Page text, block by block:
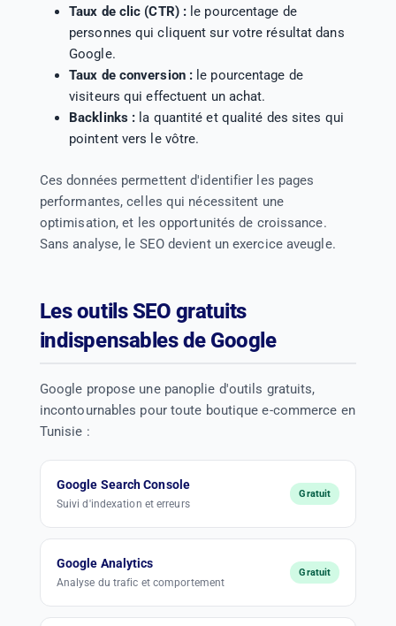
Taux de clic (CTR) : le pourcentage de
personnes qui cliquent sur votre résultat dans
Google.
Taux de conversion : le pourcentage de
visiteurs qui effectuent un achat.
Backlinks : la quantité et qualité des sites qui
pointent vers le vôtre.
Ces données permettent d'identifier les pages
performantes, celles qui nécessitent une
optimisation, et les opportunités de croissance.
Sans analyse, le SEO devient un exercice aveugle.
Les outils SEO gratuits
indispensables de Google
Google propose une panoplie d'outils gratuits,
incontournables pour toute boutique e-commerce en
Tunisie :
Google Search Console
Suivi d'indexation et erreurs
Gratuit
Google Analytics
Analyse du trafic et comportement
Gratuit